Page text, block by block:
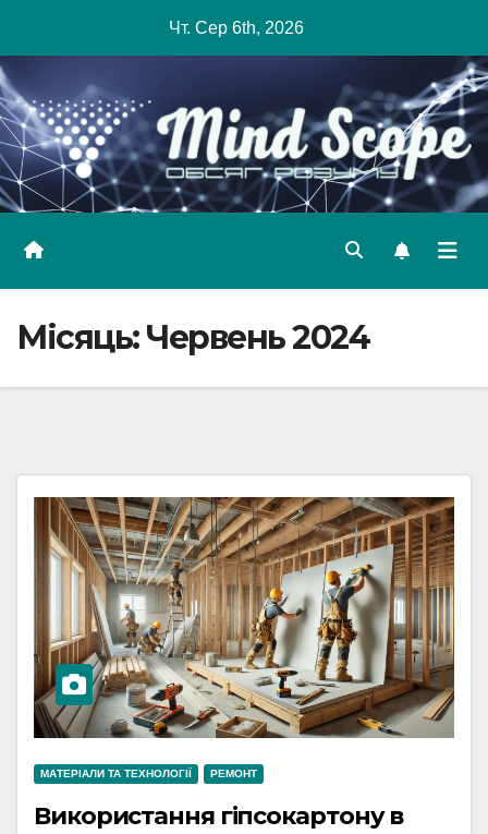
content
Чт. Сер 6th, 2026
Місяць:Червень 2024
МАТЕРІАЛИ ТА ТЕХНОЛОГІЇ РЕМОНТ
Використання гіпсокартону в